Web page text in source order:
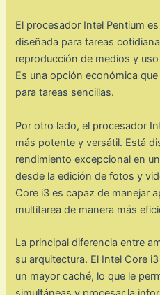
El procesador Intel Pentium
diseñada para tareas
reproducción de medios y
Es una opción económica
para tareas sencillas.
Por otro lado, el procesador
más potente y versátil. Está
rendimiento excepcional en
desde la edición de fotos y
Core i3 es capaz de manejar
multitarea de manera más
La principal diferencia entre
su arquitectura. El Intel Core
un mayor caché, lo que le